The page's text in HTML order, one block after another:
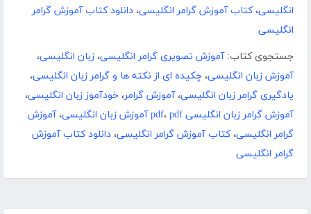
انگلیسی،کتاب آموزش گرامر انگلیسی، دانلود کتاب آموزش گرامر
انگلیسی
جستجوی کتاب: آموزش تصویری گرامر انگلیسی، زبان انگلیسی،
آموزش زبان انگلیسی، چکیده ای از نکته ها و گرامر زبان انگلیسی،
یادگیری گرامر زبان انگلیسی،آموزش گرامر، خودآموز زبان انگلیسی،
آموزش گرامر زبان انگلیسی pdf
، pdf آموزش زبان انگلیسی ،آموزش
گرامر انگلیسی،کتاب آموزش گرامر انگلیسی، دانلود کتاب آموزش
گرامر انگلیسی